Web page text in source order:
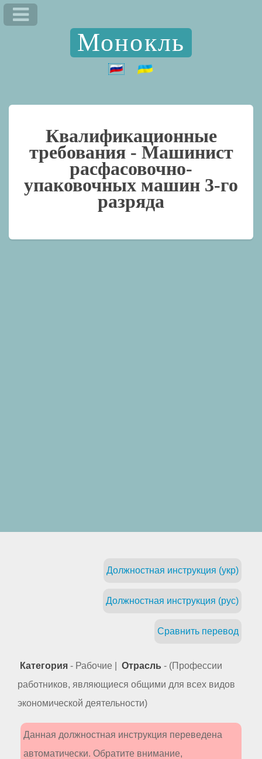
Монокль
Квалификационные
требования - Машинист
расфасовочно-
упаковочных машин 3-го
разряда
Должностная инструкция (укр)
Должностная инструкция (рус)
Сравнить перевод
Категория - Рабочие | Отрасль - (Профессии
работников, являющиеся общими для всех видов
экономической деятельности)
Данная должностная инструкция переведена
автоматически. Обратите внимание,